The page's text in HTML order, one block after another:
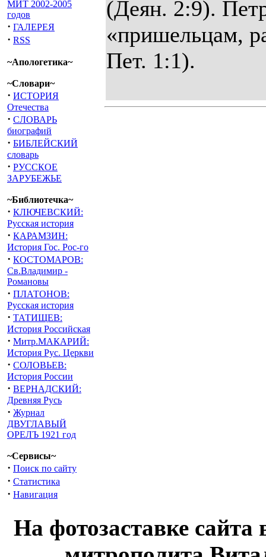
МИТ 2002-2005
годов
· ГАЛЕРЕЯ
· RSS
~Апологетика~
~Словари~
· ИСТОРИЯ
Отечества
· СЛОВАРЬ
биографий
· БИБЛЕЙСКИЙ
словарь
· РУССКОЕ
ЗАРУБЕЖЬЕ
~Библиотечка~
· КЛЮЧЕВСКИЙ:
Русская история
· КАРАМЗИН:
История Гос. Рос-го
· КОСТОМАРОВ:
Св.Владимир -
Романовы
· ПЛАТОНОВ:
Русская история
· ТАТИЩЕВ:
История Российская
· Митр.МАКАРИЙ:
История Рус. Церкви
· СОЛОВЬЕВ:
История России
· ВЕРНАДСКИЙ:
Древняя Русь
· Журнал
ДВУГЛАВЫЙ
ОРЕЛЪ 1921 год
~Сервисы~
· Поиск по сайту
· Статистика
· Навигация
(Деян. 2:9).
«пришельцам,
Пет. 1:1).
На фотозаставке сайта